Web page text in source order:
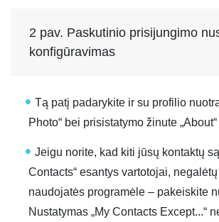
2 pav. Paskutinio prisijungimo
konfigūravimas
Tą patį padarykite ir su profilio
Photo“ bei prisistatymo žinute
Jeigu norite, kad kiti jūsų kontaktų
Contacts“ esantys vartotojai,
naudojatės programėle – pakeiskite
Nustatymas „My Contacts Except...“